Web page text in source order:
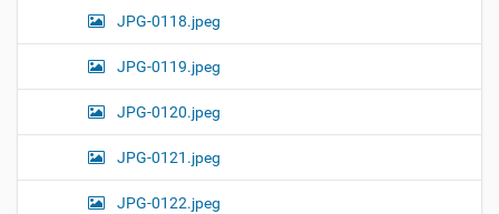
JPG-0118.jpeg
JPG-0119.jpeg
JPG-0120.jpeg
JPG-0121.jpeg
JPG-0122.jpeg